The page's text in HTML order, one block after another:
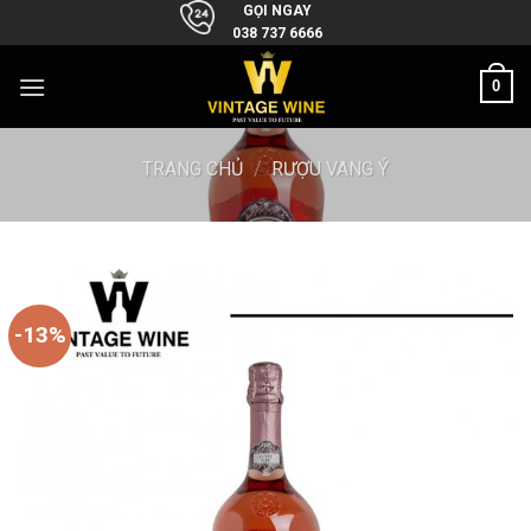
to
GỌI NGAY
038 737 6666
0
TRANG CHỦ / RƯỢU VANG Ý
-13%